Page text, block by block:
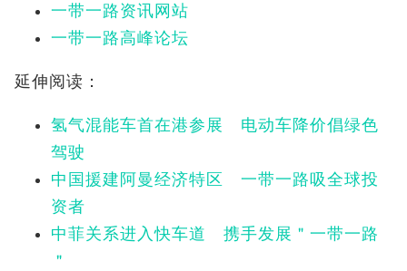
一带一路资讯网站
一带一路高峰论坛
延伸阅读：
氢气混能车首在港参展 电动车降价倡绿色
驾驶
中国援建阿曼经济特区 一带一路吸全球投
资者
中菲关系进入快车道 携手发展＂一带一路
＂